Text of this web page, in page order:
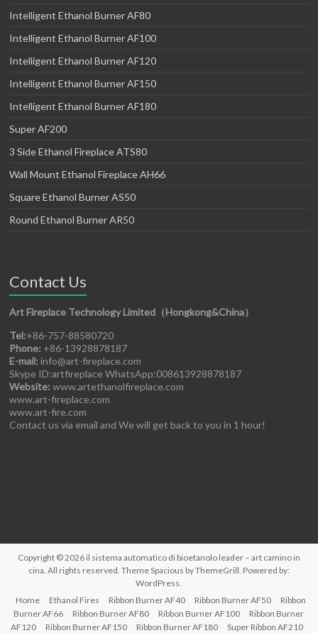
Intelligent Ethanol Burner AF80
Intelligent Ethanol Burner AF100
Intelligent Ethanol Burner AF120
Intelligent Ethanol Burner AF150
Intelligent Ethanol Burner AF180
Super AF200
3 Side Ethanol Fireplace ATS80
Wall Mount Ethanol Fireplace AH66
Square Ethanol Burner AS50
Round Ethanol Burner AR50
Contact Us
Art Fireplace Technology Limited（Hongkong&China）
Tel:+86-757-88580720
Phone: +86-13928878187
E-mail: info@art-fireplace.com
Skype ID:artfireplace WhatsApp:008613928878187
Website: www.artethanolfireplace.com
www.art-fireplace.com
www.art-fire.com
Contact us via email and We will get back to you in 1 hour!
Copyright © 2026 il sistema automatico di bioetanolo leader – art camino in
cina. All rights reserved. ThemeSpacious by ThemeGrill. Powered by:
WordPress.
Home
Ethanol Fires Ribbon Burner AF40 Ribbon Burner AF50
Ribbon
Burner AF66
Ribbon Burner AF80 Ribbon Burner AF100
Ribbon Burner
AF120
Ribbon Burner AF150 Ribbon Burner AF180 Super Ribbon AF210